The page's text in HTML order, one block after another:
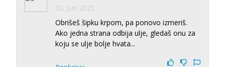
02. Jun 2021.
Obrišeš šipku krpom, pa ponovo izmeriš.
Ako jedna strana odbija ulje, gledaš onu za
koju se ulje bolje hvata...